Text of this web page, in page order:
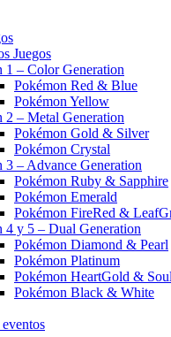
Juegos
1 – Color Generation
Pokémon Red & Blue
Pokémon Yellow
2 – Metal Generation
Pokémon Gold & Silver
Pokémon Crystal
3 – Advance Generation
Pokémon Ruby & Sapphire
Pokémon Emerald
Pokémon FireRed &
4 y 5 – Dual Generation
Pokémon Diamond & Pearl
Pokémon Platinum
Pokémon HeartGold &
Pokémon Black & White